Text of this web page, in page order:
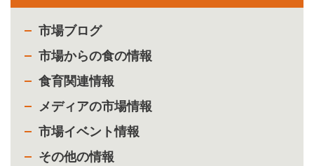
市場ブログ
市場からの食の情報
食育関連情報
メディアの市場情報
市場イベント情報
その他の情報